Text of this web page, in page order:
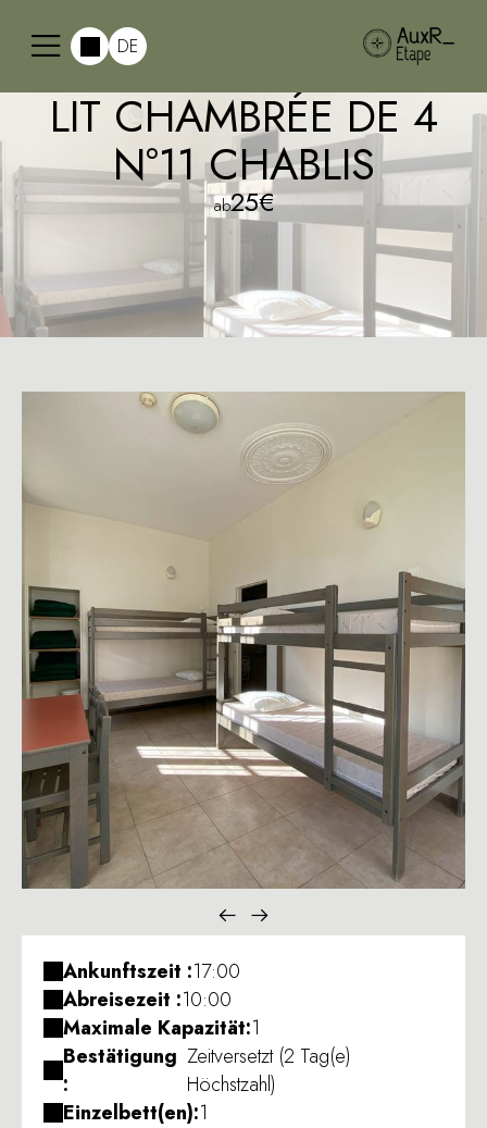
DE
LIT CHAMBRÉE DE 4
N°11 CHABLIS
ab25€
Ankunftszeit :17:00
Abreisezeit :10:00
Maximale Kapazität:1
Bestätigung
:
Zeitversetzt (2 Tag(e)
Höchstzahl)
Einzelbett(en):1